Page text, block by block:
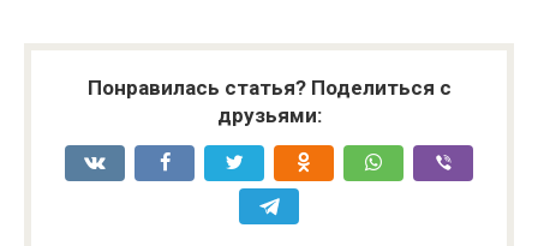
Понравилась статья? Поделиться с
друзьями: